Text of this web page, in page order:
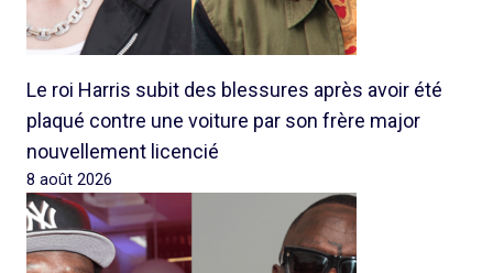
Le roi Harris subit des blessures après avoir été
plaqué contre une voiture par son frère major
nouvellement licencié
8 août 2026